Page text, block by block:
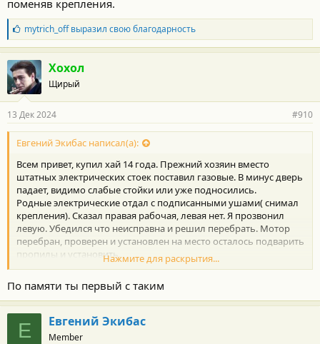
поменяв крепления.
Б
л
а
г
о
д
а
н
о
с
и
:
mytrich_offвыразил свою благодарность
Хохол
Щирый
13 Дек 2024 #910
Евгений Экибас написал(а):
Всем привет, купил хай 14 года. Прежний хозяин вместо
штатных электрических стоек поставил газовые. В минус дверь
падает, видимо слабые стойки или уже подносились.
Родные электрические отдал с подписанными ушами( снимал
крепления). Сказал правая рабочая, левая нет. Я прозвонил
левую. Убедился что неисправна и решил перебрать. Мотор
перебран, проверен и установлен на место осталось подварить
пропилы и установить.
Читал тут у вас что правая и левая по проводам и фишкам
полностью одинаковы и отличаются только креплениями?
Кому-то уже приходилось перебив крепления к примеру
левую ставить на правую сторону?
Почему интересуюсь? Хочу две левых поставить поменяв
крепления.
Нажмите для раскрытия...
По памяти ты первый с таким
Е Евгений Экибас
Member